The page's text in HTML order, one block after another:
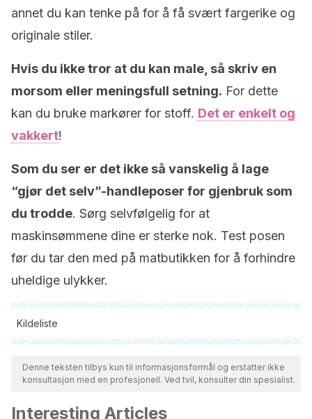
annet du kan tenke på for å få svært fargerike og
originale stiler.
Hvis du ikke tror at du kan male, så skriv en
morsom eller meningsfull setning. For dette
kan du bruke markører for stoff. Det er enkelt og
vakkert!
Som du ser er det ikke så vanskelig å lage
“gjør det selv”-handleposer for gjenbruk som
du trodde. Sørg selvfølgelig for at
maskinsømmene dine er sterke nok. Test posen
før du tar den med på matbutikken for å forhindre
uheldige ulykker.
Kildeliste
Alle siterte kilder ble grundig gjennomgått av teamet vårt for å
sikre deres kvalitet, pålitelighet, aktualitet og validitet.
Bibliografien i denne artikkelen ble betraktet som pålitelig og
Denne teksten tilbys kun til informasjonsformål og erstatter ikke
konsultasjon med en profesjonell. Ved tvil, konsulter din spesialist.
Interesting Articles